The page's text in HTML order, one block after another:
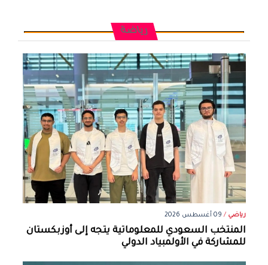
رياضة
رياضي / 09 أغسطس 2026
المنتخب السعودي للمعلوماتية يتجه إلى أوزبكستان
للمشاركة في الأولمبياد الدولي